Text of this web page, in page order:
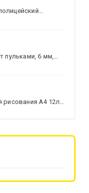
пульками, 6 мм,
рисования А4 12л.